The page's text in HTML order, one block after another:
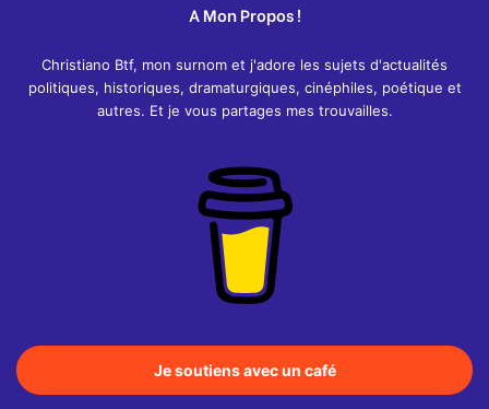
A Mon Propos !
Christiano Btf, mon surnom et j'adore les sujets d'actualités
politiques, historiques, dramaturgiques, cinéphiles, poétique et
autres. Et je vous partages mes trouvailles.
Je soutiens avec un café